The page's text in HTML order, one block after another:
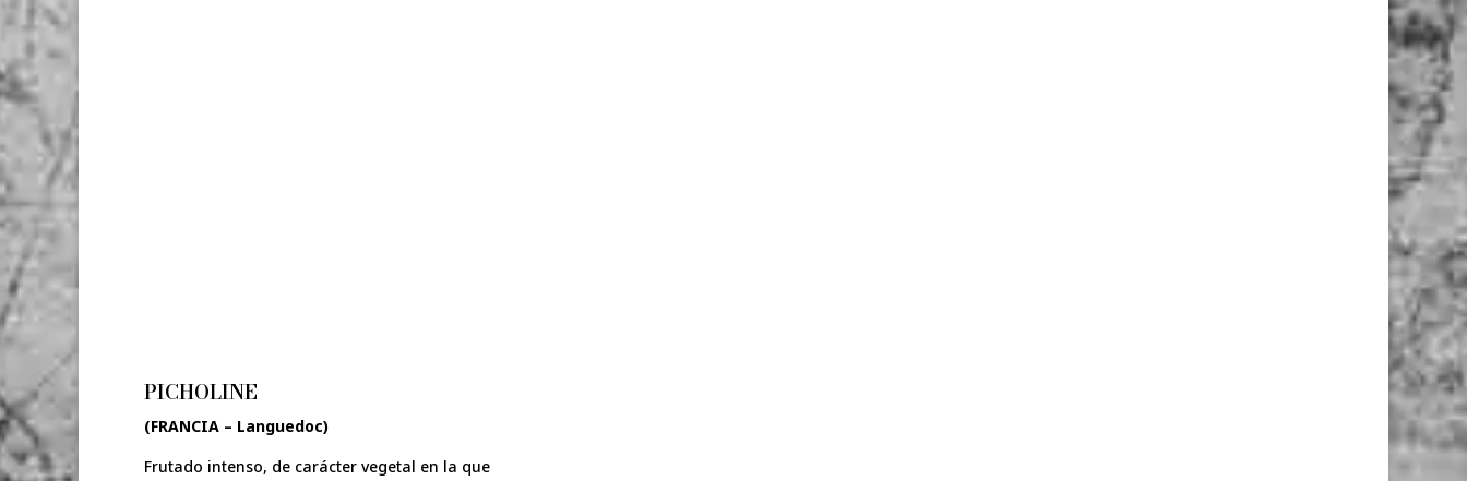
PICHOLINE
(FRANCIA – Languedoc)
Frutado intenso, de carácter vegetal en la que